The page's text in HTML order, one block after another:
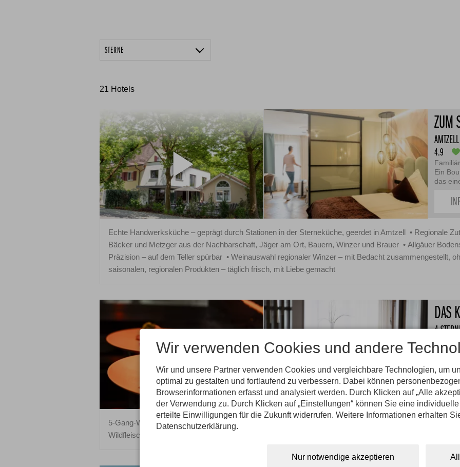
STERNE
21 Hotels
ZUM
AMTZELL
4.9
Ein
das
Echte Handwerksküche – geprägt durch Stationen in der Sterneküche, geerdet in Amtzell
Regionale
Bäcker und Metzger aus der Nachbarschaft, Jäger am Ort, Bauern, Winzer und Brauer
Allgäuer
Präzision – auf dem Teller spürbar
Weinauswahl regionaler Winzer – mit Bedacht zusammengestellt,
saisonalen, regionalen Produkten – täglich frisch, mit Liebe gemacht
DAS
4
4.8
7100
5-Gang-Wahlmenü am Abend à la Carte Showküche
Wildfleisch aus der eigenen Jagd
Wir verwenden Cookies und andere
Wir und unsere Partner verwenden Cookies und vergleichbare Technologien, um
optimal zu gestalten und fortlaufend zu verbessern. Dabei können
Browserinformationen erfasst und analysiert werden. Durch Klicken auf „Alle
der Verwendung zu. Durch Klicken auf „Einstellungen“ können Sie eine
erteilte Einwilligungen für die Zukunft widerrufen. Weitere Informationen erhalten
Datenschutzerklärung.
Nur notwendige akzeptieren